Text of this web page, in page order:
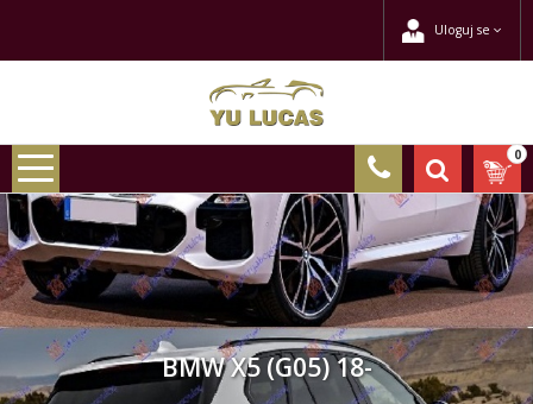
Uloguj se
0
BMW X5 (G05) 18-